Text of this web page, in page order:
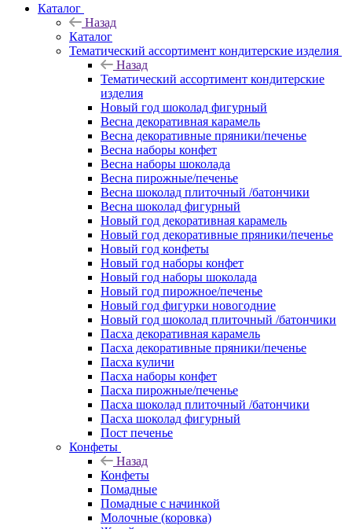
Каталог
Назад
Каталог
Тематический ассортимент кондитерские изделия
Назад
Тематический ассортимент кондитерские
изделия
Новый год шоколад фигурный
Весна декоративная карамель
Весна декоративные пряники/печенье
Весна наборы конфет
Весна наборы шоколада
Весна пирожные/печенье
Весна шоколад плиточный /батончики
Весна шоколад фигурный
Новый год декоративная карамель
Новый год декоративные пряники/печенье
Новый год конфеты
Новый год наборы конфет
Новый год наборы шоколада
Новый год пирожное/печенье
Новый год фигурки новогодние
Новый год шоколад плиточный /батончики
Пасха декоративная карамель
Пасха декоративные пряники/печенье
Пасха куличи
Пасха наборы конфет
Пасха пирожные/печенье
Пасха шоколад плиточный /батончики
Пасха шоколад фигурный
Пост печенье
Конфеты
Назад
Конфеты
Помадные
Помадные с начинкой
Молочные (коровка)